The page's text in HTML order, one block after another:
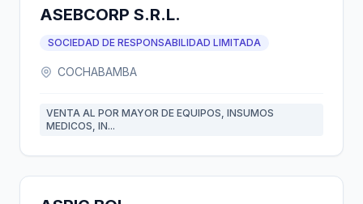
ASEBCORP S.R.L.
SOCIEDAD DE RESPONSABILIDAD LIMITADA
COCHABAMBA
VENTA AL POR MAYOR DE EQUIPOS, INSUMOS
MEDICOS, IN...